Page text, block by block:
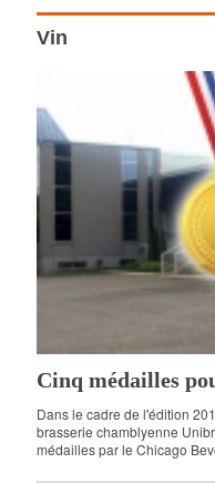
Vin
Cinq médailles
Dans le cadre de l'édition
brasserie chamblyenne
médailles par le Chicago